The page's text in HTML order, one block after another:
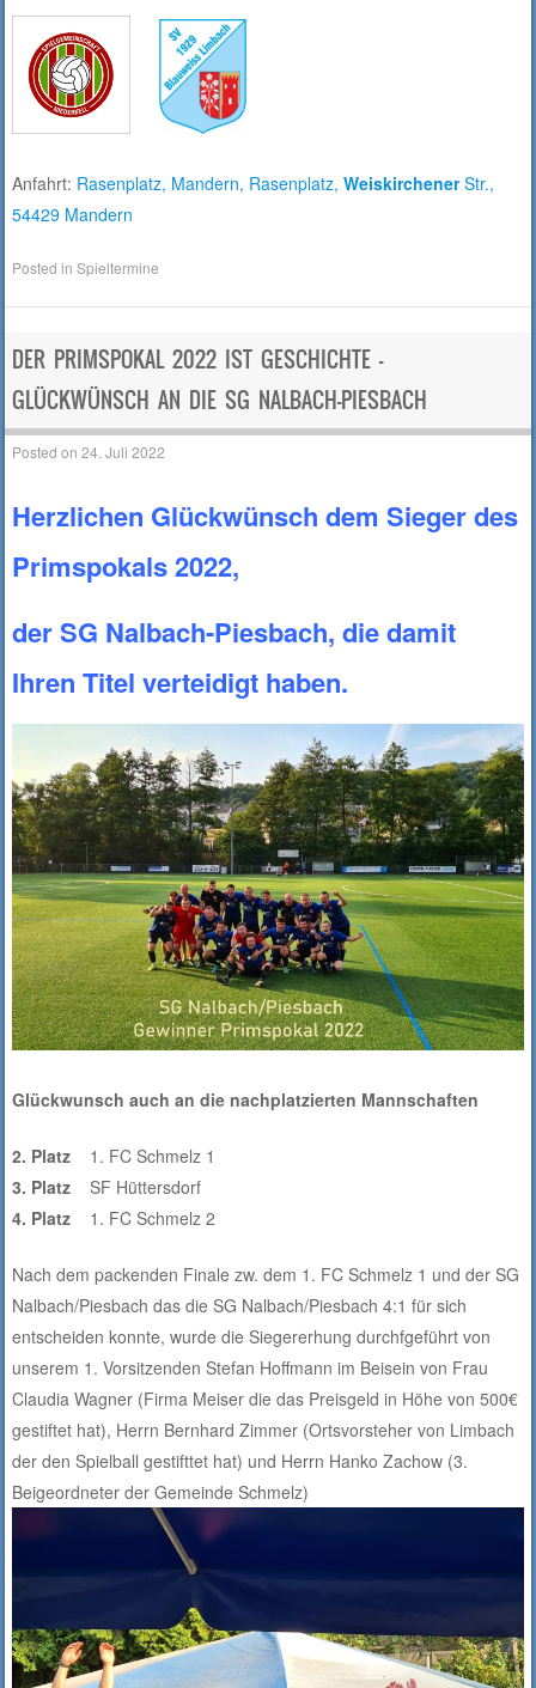
Anfahrt: Rasenplatz, Mandern, Rasenplatz,WeiskirchenerStr.,
54429 Mandern
Posted inSpieltermine
DER PRIMSPOKAL 2022 IST GESCHICHTE –
GLÜCKWÜNSCH AN DIE SG NALBACH-PIESBACH
Posted on24. Juli 2022
Herzlichen Glückwünsch dem Sieger des
Primspokals 2022,
der SG Nalbach-Piesbach, die damit
Ihren Titel verteidigt haben.
Glückwunsch auch an die nachplatzierten Mannschaften
2. Platz 1. FC Schmelz 1
3. Platz SF Hüttersdorf
4. Platz
1. FC Schmelz 2
Nach dem packenden Finale zw. dem 1. FC Schmelz 1 und der SG
Nalbach/Piesbach das die SG Nalbach/Piesbach 4:1 für sich
entscheiden konnte, wurde die Siegererhung durchfgeführt von
unserem 1. Vorsitzenden Stefan Hoffmann im Beisein von Frau
Claudia Wagner (Firma Meiser die das Preisgeld in Höhe von 500€
gestiftet hat), Herrn Bernhard Zimmer (Ortsvorsteher von Limbach
der den Spielball gestifttet hat) und Herrn Hanko Zachow (3.
Beigeordneter der Gemeinde Schmelz)